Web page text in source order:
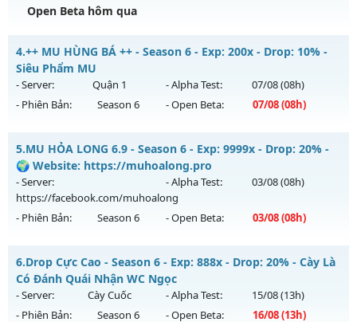
Exp: 500x - Drop: 25%
Thể loại: Mu Nguyên bản Webzen
Antihack: VIP SHIELD
Open Beta hôm qua
⭐⭐⭐⭐⭐Mu Atlans - free 99%,boss nhiều-hồi sinh
Mu mới ra tháng 08 2026 - Mở máy chủ
ngày 08/08/2626
Exp: 500x - Drop: 20%
Thể loại: Mu Nguyên bản Webzen
Antihack: chống hack 99%
4.++ MU HÙNG BÁ ++ - Season 6 - Exp: 200x - Drop: 10% -
Siêu Phẩm MU
- Server: Quận 1 - Alpha Test: 07/08(08h)
- Phiên Bản:
Season 6 - Open Beta: 07/08(08h)
++ MU HÙNG BÁ ++ - Siêu Phẩm MU
Mu mới ra tháng 08 2026 - Mở máy chủ
ngày 07/08/2626
Exp: 200x - Drop: 10%
Antihack: Shark Shield
5.MU HỎA LONG 6.9 - Season 6 - Exp: 9999x - Drop: 20% -
🌍 Website: https://muhoalong.pro
- Server:
https://facebook.com/muhoalong
- Alpha Test: 03/08(08h)
- Phiên Bản: Season 6 - Open Beta: 03/08(08h)
MU HỎA LONG 6.9 - 🌍 Website: https://muhoalong.pro
Mu mới ra tháng 08 2026 - Mở máy chủ
https://facebook.com/muhoalongvào 08h ngày
03/08/2626
6.Drop Cực Cao - Season 6 - Exp: 888x - Drop: 20% - Cày Là
Có Đánh Quái Nhận WC Ngọc
- Server: Cày Cuốc - Alpha Test: 15/08(13h)
- Phiên Bản:
Season 6 - Open Beta: 16/08(13h)